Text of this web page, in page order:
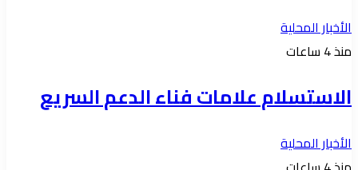
الأخبار المحلية
منذ 4 ساعات
الاستسلام علامات فناء الدعم السريع
الأخبار المحلية